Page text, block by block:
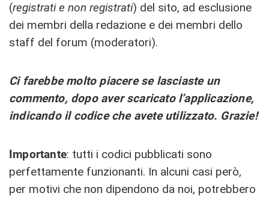
(registrati e non registrati) del sito, ad esclusione
dei membri della redazione e dei membri dello
staff del forum (moderatori).
Ci farebbe molto piacere se lasciaste un
commento, dopo aver scaricato l’applicazione,
indicando il codice che avete utilizzato. Grazie!
Importante: tutti i codici pubblicati sono
perfettamente funzionanti. In alcuni casi però,
per motivi che non dipendono da noi, potrebbero